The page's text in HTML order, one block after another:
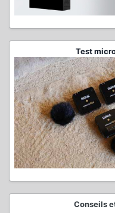
Test
Conseils